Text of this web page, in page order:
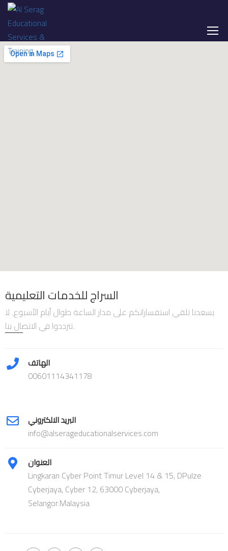
السراج للخدمات التعليمية
يسعدنا تلقي استفساراتكم على مدار الساعة طوال أيام الأسبوع. لا
تترددوا في الاتصال بنا.
الهاتف
00601114341178
البريد الالكتروني
info@alserageducationalservices.com
العنوان
Lingkaran Cyber Point Timur Level 14 & 15, DPulze
Cyberjaya, Cyber 12, 63000 Cyberjaya,
Selangor.Malaysia